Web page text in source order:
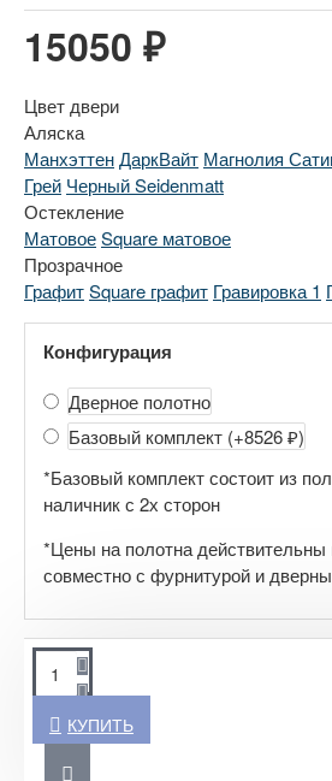
15050 ₽
Цвет двери
Аляска
МанхэттенДаркВайт Магнолия
Грей Черный Seidenmatt
Остекление
МатовоеSquare матовое
Прозрачное
ГрафитSquare графит Гравировка 1
Конфигурация
Дверное полотно
Базовый комплект (+8526 ₽)
*Базовый комплект состоит из
наличник с 2х сторон
*Цены на полотна действительны
совместно с фурнитурой и
КУПИТЬ